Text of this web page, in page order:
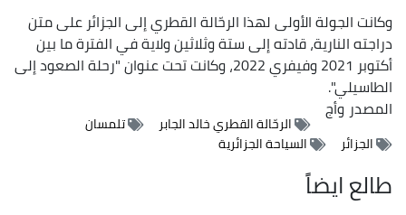
وكانت الجولة الأولى لهذا الرحّالة القطري إلى الجزائر على متن
دراجته النارية، قادته إلى ستة وثلاثين ولاية في الفترة ما بين
أكتوبر 2021 وفيفري 2022، وكانت تحت عنوان "رحلة الصعود إلى
الطاسيلي".
المصدروأج
الرحّالة القطري خالد الجابر
تلمسان
الجزائر
السياحة الجزائرية
طالع ايضاً